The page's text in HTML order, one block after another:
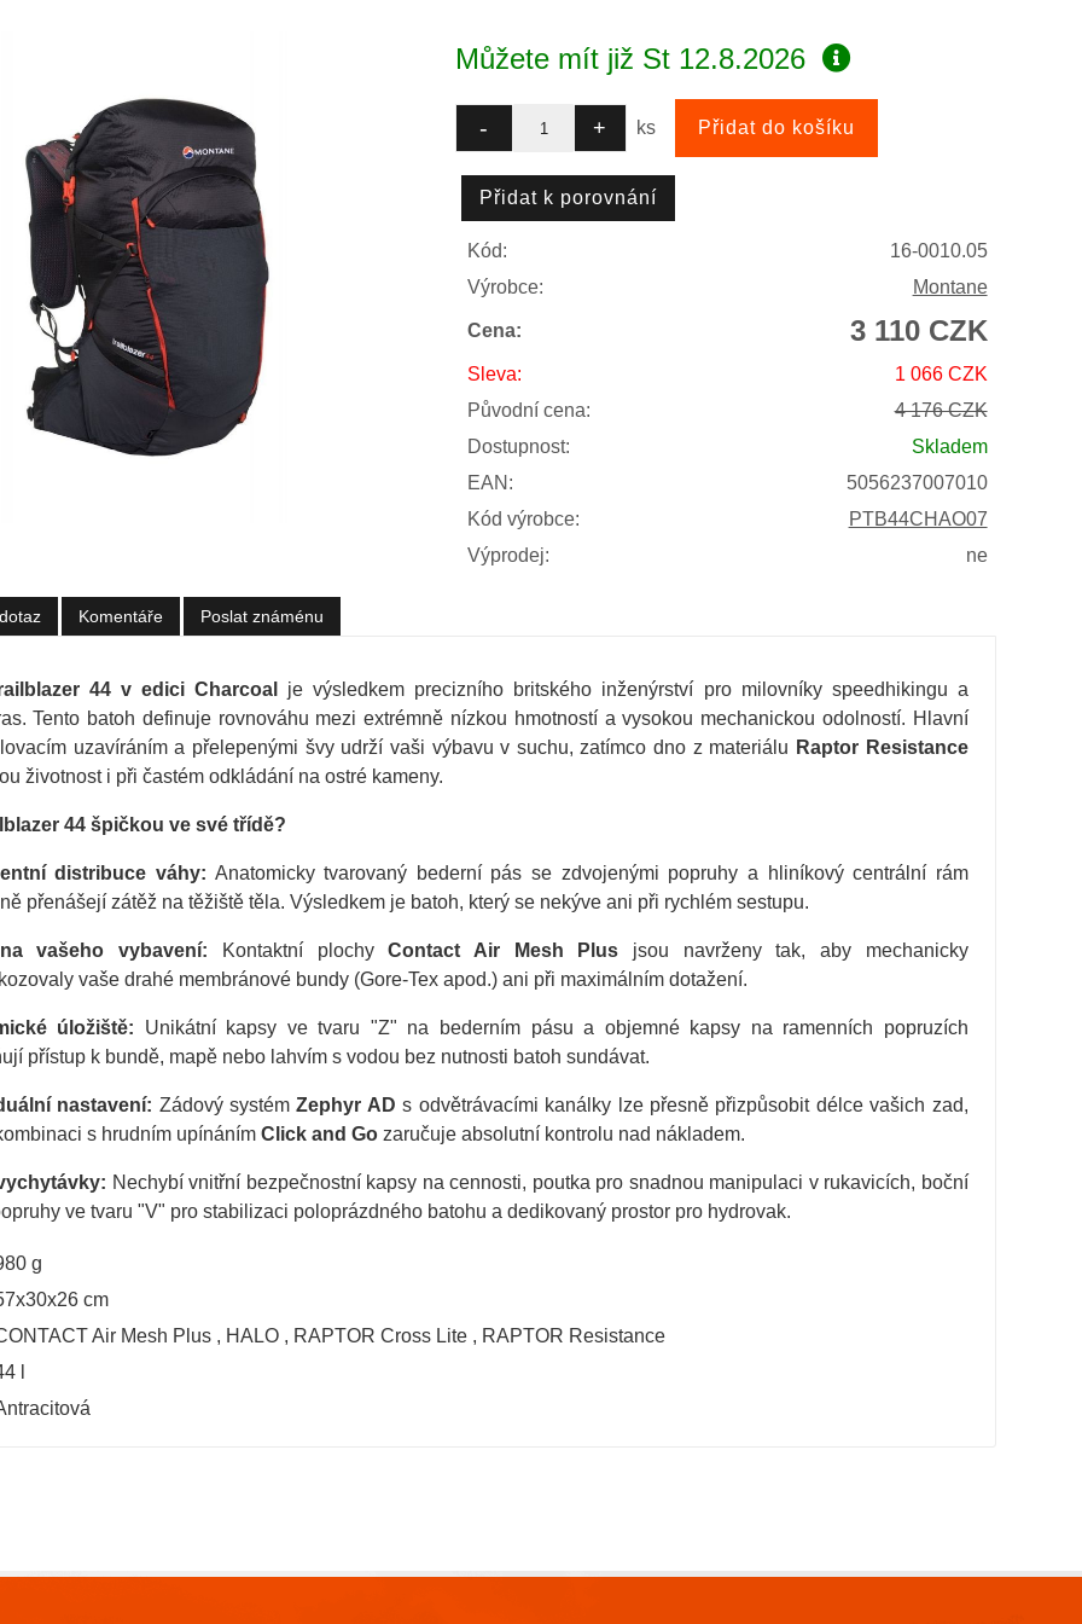
Můžete mít již St 12.8.2026
ks
Kód:
16-0010.05
Výrobce:
Montane
Cena: 3 110 CZK
Sleva:
1 066 CZK
Původní cena:
4 176 CZK
Dostupnost:
Skladem
EAN:
5056237007010
Kód výrobce:
PTB44CHAO07
Výprodej:
ne
Komentáře Poslat známénu
44 v edici Charcoal
je výsledkem precizního britského inženýrství pro milovníky speedhikingu a
Tento batoh definuje rovnováhu mezi extrémně nízkou hmotností a vysokou mechanickou odolností. Hlavní
uzavíráním a přelepenými švy udrží vaši výbavu v suchu, zatímco dno z materiálu Raptor Resistance
životnost i při častém odkládání na ostré kameny.
44 špičkou ve své třídě?
distribuce váhy: Anatomicky tvarovaný bederní pás se zdvojenými popruhy a hliníkový centrální rám
přenášejí zátěž na těžiště těla. Výsledkem je batoh, který se nekýve ani při rychlém sestupu.
vašeho vybavení: Kontaktní plochyContact Air Mesh Plus jsou navrženy tak, aby mechanicky
vaše drahé membránové bundy (Gore-Tex apod.) ani při maximálním dotažení.
úložiště: Unikátní kapsy ve tvaru "Z" na bederním pásu a objemné kapsy na ramenních popruzích
přístup k bundě, mapě nebo lahvím s vodou bez nutnosti batoh sundávat.
nastavení: Zádový systémZephyr AD s odvětrávacími kanálky lze přesně přizpůsobit délce vašich zad,
s hrudním upínáním Click and Gozaručuje absolutní kontrolu nad nákladem.
Nechybí vnitřní bezpečnostní kapsy na cennosti, poutka pro snadnou manipulaci v rukavicích, boční
ve tvaru "V" pro stabilizaci poloprázdného batohu a dedikovaný prostor pro hydrovak.
g
cm
Air Mesh Plus , HALO , RAPTOR Cross Lite , RAPTOR Resistance
l